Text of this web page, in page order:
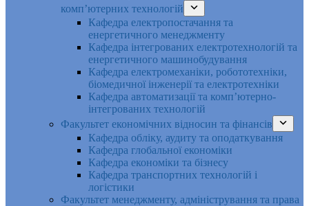
комп’ютерних технологій
Кафедра електропостачання та
енергетичного менеджменту
Кафедра інтегрованих електротехнологій та
енергетичного машинобудування
Кафедра електромеханіки, робототехніки,
біомедичної інженерії та електротехніки
Кафедра автоматизації та комп’ютерно-
інтегрованих технологій
Факультет економічних відносин та фінансів
Кафедра обліку, аудиту та оподаткування
Кафедра глобальної економіки
Кафедра економіки та бізнесу
Кафедра транспортних технологій і
логістики
Факультет менеджменту, адміністрування та права